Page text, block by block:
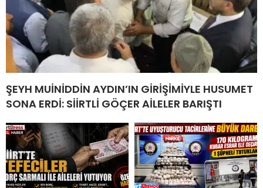
ŞEYH MUİNİDDİN AYDIN’IN GİRİŞİMİYLE HUSUMET
SONA ERDİ: SİİRTLİ GÖÇER AİLELER BARIŞTI